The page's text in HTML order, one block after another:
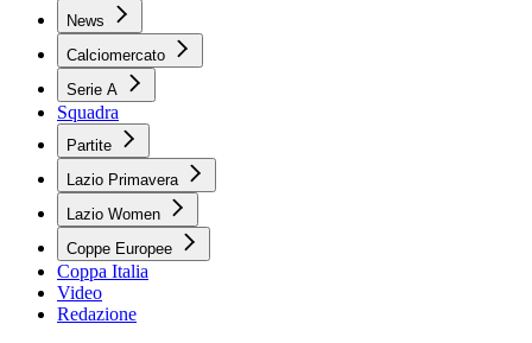
News
Calciomercato
Serie A
Squadra
Partite
Lazio Primavera
Lazio Women
Coppe Europee
Coppa Italia
Video
Redazione